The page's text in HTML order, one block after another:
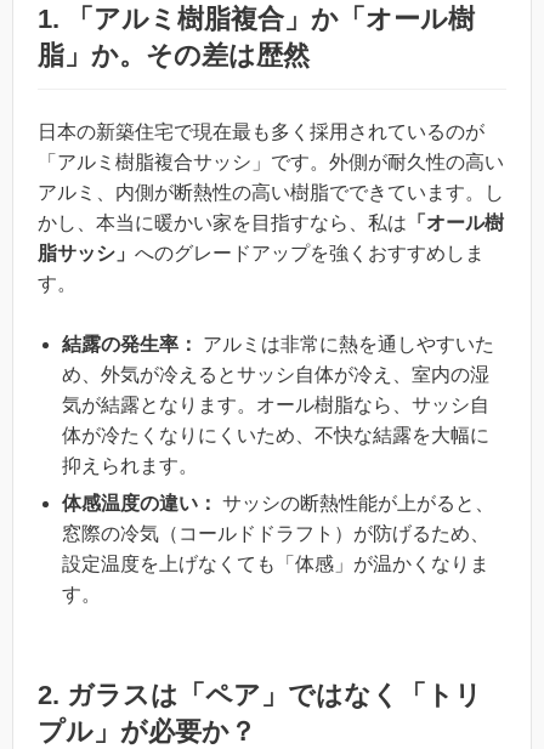
1. 「アルミ樹脂複合」か「オール樹
脂」か。その差は歴然
日本の新築住宅で現在最も多く採用されているのが
「アルミ樹脂複合サッシ」です。外側が耐久性の高い
アルミ、内側が断熱性の高い樹脂でできています。し
かし、本当に暖かい家を目指すなら、私は 「オール樹
脂サッシ」 へのグレードアップを強くおすすめしま
す。
結露の発生率：
アルミは非常に熱を通しやすいた
め、外気が冷えるとサッシ自体が冷え、室内の湿
気が結露となります。オール樹脂なら、サッシ自
体が冷たくなりにくいため、不快な結露を大幅に
抑えられます。
体感温度の違い： サッシの断熱性能が上がると、
窓際の冷気（コールドドラフト）が防げるため、
設定温度を上げなくても「体感」が温かくなりま
す。
2. ガラスは「ペア」ではなく「トリ
プル」が必要か？